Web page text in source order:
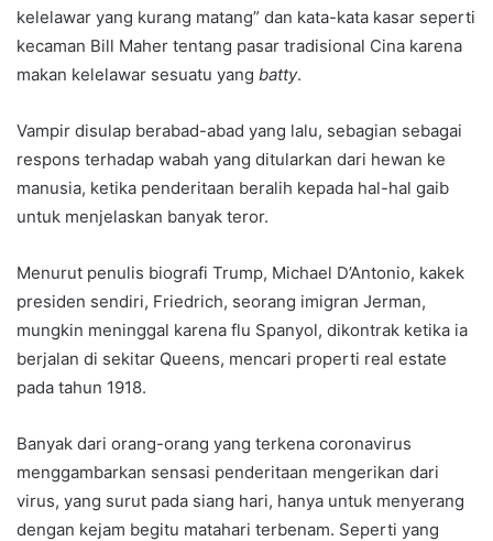
kelelawar yang kurang matang” dan kata-kata kasar seperti
kecaman Bill Maher tentang pasar tradisional Cina karena
makan kelelawar sesuatu yang batty.
Vampir disulap berabad-abad yang lalu, sebagian sebagai
respons terhadap wabah yang ditularkan dari hewan ke
manusia, ketika penderitaan beralih kepada hal-hal gaib
untuk menjelaskan banyak teror.
Menurut penulis biografi Trump, Michael D’Antonio, kakek
presiden sendiri, Friedrich, seorang imigran Jerman,
mungkin meninggal karena flu Spanyol, dikontrak ketika ia
berjalan di sekitar Queens, mencari properti real estate
pada tahun 1918.
Banyak dari orang-orang yang terkena coronavirus
menggambarkan sensasi penderitaan mengerikan dari
virus, yang surut pada siang hari, hanya untuk menyerang
dengan kejam begitu matahari terbenam. Seperti yang